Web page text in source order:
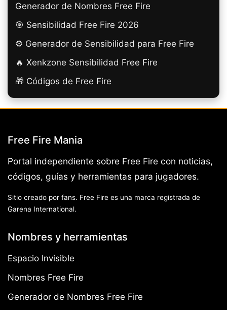
Generador de Nombres Free Fire
🎯 Sensibilidad Free Fire 2026
⚙️ Generador de Sensibilidad para Free Fire
🔥 Xenkzone Sensibilidad Free Fire
🎁 Códigos de Free Fire
Free Fire Mania
Portal independiente sobre Free Fire con noticias,
códigos, guías y herramientas para jugadores.
Sitio creado por fans. Free Fire es una marca registrada de
Garena International.
Nombres y herramientas
Espacio Invisible
Nombres Free Fire
Generador de Nombres Free Fire